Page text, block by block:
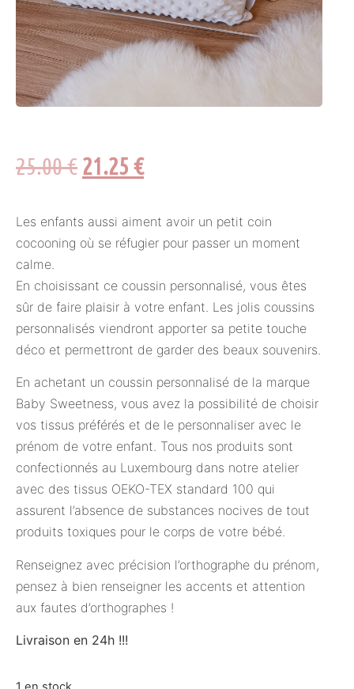
25.00€21.25 €
Les enfants aussi aiment avoir un petit coin
cocooning où se réfugier pour passer un moment
calme.
En choisissant ce coussin personnalisé, vous êtes
sûr de faire plaisir à votre enfant. Les jolis coussins
personnalisés viendront apporter sa petite touche
déco et permettront de garder des beaux souvenirs.
En achetant un coussin personnalisé de la marque
Baby Sweetness, vous avez la possibilité de choisir
vos tissus préférés et de le personnaliser avec le
prénom de votre enfant. Tous nos produits sont
confectionnés au Luxembourg dans notre atelier
avec des tissus OEKO-TEX standard 100 qui
assurent l’absence de substances nocives de tout
produits toxiques pour le corps de votre bébé.
Renseignez avec précision l’orthographe du prénom,
pensez à bien renseigner les accents et attention
aux fautes d’orthographes !
Livraison en 24h !!!